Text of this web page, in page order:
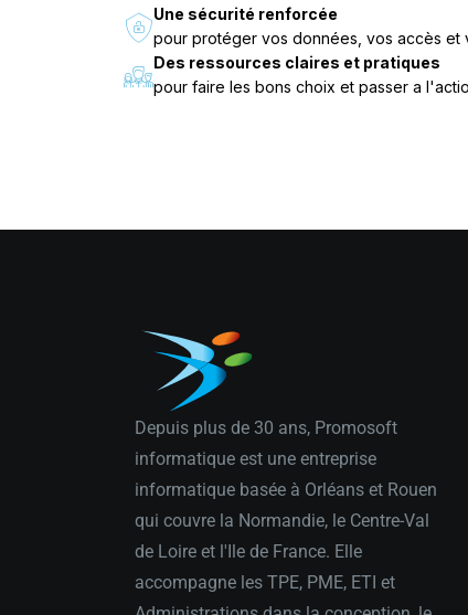
Une sécurité renforcée
pour protéger vos données, vos accès et
Des ressources claires et pratiques
pour faire les bons choix et passer a
Depuis plus de 30 ans, Promosoft
informatique est une entreprise
informatique basée à Orléans et Rouen
qui couvre la Normandie, le Centre-Val
de Loire et l'Ile de France. Elle
accompagne les TPE, PME, ETI et